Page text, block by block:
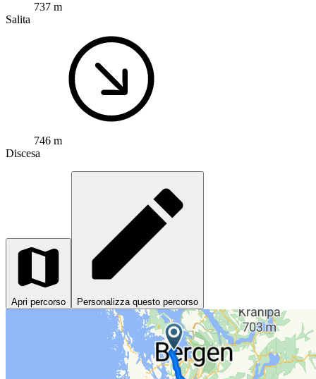
737 m
Salita
746 m
Discesa
Apri percorso Personalizza questo percorso